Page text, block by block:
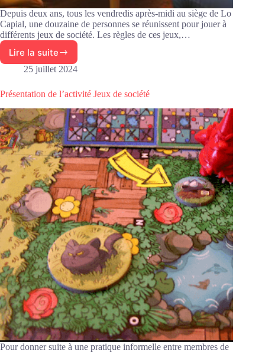
Depuis deux ans, tous les vendredis après-midi au siège de Lo
Capial, une douzaine de personnes se réunissent pour jouer à
différents jeux de société. Les règles de ces jeux,…
Lire la suite
Des
nouvelles
l’activité
de
société »
25 juillet 2024
Présentation de l’activité Jeux de société
Pour donner suite à une pratique informelle entre membres de